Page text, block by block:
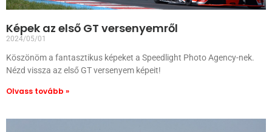
Képek az első GT versenyemről
2024/05/01
Köszönöm a fantasztikus képeket a Speedlight Photo Agency-nek.
Nézd vissza az első GT versenyem képeit!
Olvass tovább »